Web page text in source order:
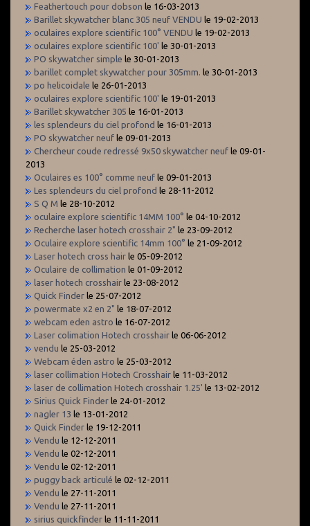
Feathertouch pour dobson le 16-03-2013
Barillet skywatcher blanc 305 neuf VENDU le 19-02-2013
oculaires explore scientific 100° VENDU le 19-02-2013
oculaires explore scientific 100' le 30-01-2013
PO skywatcher simple le 30-01-2013
barillet complet skywatcher pour 305mm. le 30-01-2013
po helicoidale le 26-01-2013
oculaires explore scientific 100' le 19-01-2013
Barillet skywatcher 305 le 16-01-2013
les splendeurs du ciel profond le 16-01-2013
PO skywatcher neuf le 09-01-2013
Chercheur coude redressé 9x50 skywatcher neuf le 09-01-
2013
Oculaires es 100° comme neuf le 09-01-2013
Les splendeurs du ciel profond le 28-11-2012
S Q M le 28-10-2012
oculaire explore scientific 14MM 100° le 04-10-2012
Recherche laser hotech crosshair 2" le 23-09-2012
Oculaire explore scientific 14mm 100° le 21-09-2012
Laser hotech cross hair le 05-09-2012
Oculaire de collimation le 01-09-2012
laser hotech crosshair le 23-08-2012
Quick Finder le 25-07-2012
powermate x2 en 2" le 18-07-2012
webcam eden astro le 16-07-2012
Laser colimation Hotech crosshair le 06-06-2012
vendu le 25-03-2012
Webcam éden astro le 25-03-2012
laser collimation Hotech Crosshair le 11-03-2012
laser de collimation Hotech crosshair 1.25' le 13-02-2012
Sirius Quick Finder le 24-01-2012
nagler 13 le 13-01-2012
Quick Finder le 19-12-2011
Vendu le 12-12-2011
Vendu le 02-12-2011
Vendu le 02-12-2011
puggy back articulé le 02-12-2011
Vendu le 27-11-2011
Vendu le 27-11-2011
sirius quickfinder le 11-11-2011